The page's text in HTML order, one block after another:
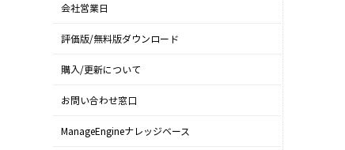
会社営業日
評価版/無料版ダウンロード
購入/更新について
お問い合わせ窓口
ManageEngineナレッジベース